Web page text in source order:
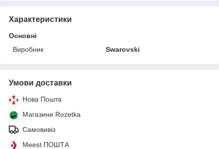
Характеристики
Основні
Виробник
Swarovski
Умови доставки
Нова Пошта
Магазини Rozetka
Самовивіз
Meest ПОШТА